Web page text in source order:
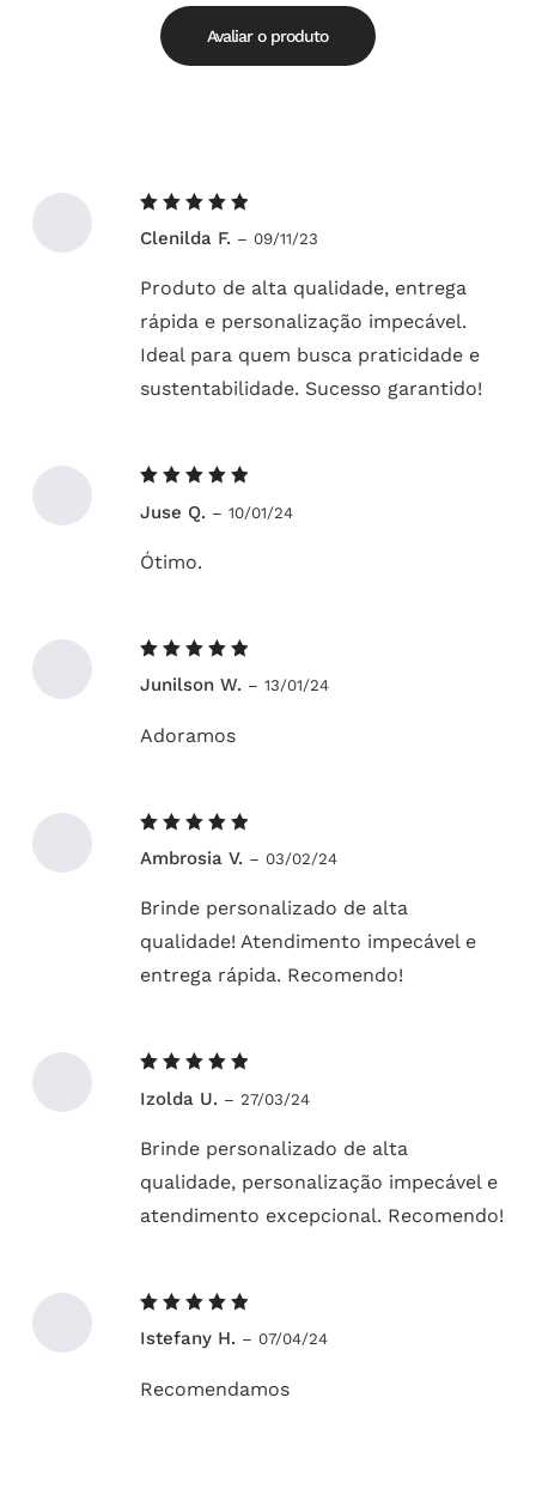
5
Avaliar o produto
5de 5
Clenilda F. – 09/11/23
Produto de alta qualidade, entrega
rápida e personalização impecável.
Ideal para quem busca praticidade e
sustentabilidade. Sucesso garantido!
5de 5
Juse Q. – 10/01/24
Ótimo.
5de 5
Junilson W. – 13/01/24
Adoramos
5de 5
Ambrosia V. – 03/02/24
Brinde personalizado de alta
qualidade! Atendimento impecável e
entrega rápida. Recomendo!
5de 5
Izolda U. – 27/03/24
Brinde personalizado de alta
qualidade, personalização impecável e
atendimento excepcional. Recomendo!
5de 5
Istefany H. – 07/04/24
Recomendamos